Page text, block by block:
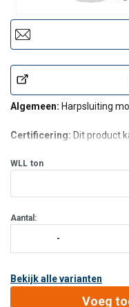
Algemeen: Harpsluiting
Certificering: Dit product
leverancierscertificaat,
vanaf 75T worden
WLL ton
Aantal:
Bekijk alle varianten
Voeg